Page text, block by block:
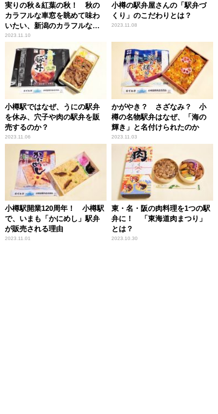
実りの秋＆紅葉の秋！ 秋の
カラフルな車窓を眺めて味わ
いたい、新潟のカラフルなち
らし寿司駅弁とは？
2023.11.10
小樽の駅弁屋さんの「駅弁づ
くり」のこだわりとは？
2023.11.08
小樽駅ではなぜ、うにの駅弁
を休み、穴子や肉の駅弁を販
売するのか？
2023.11.06
かがやき？ さざなみ？ 小
樽の名物駅弁はなぜ、「海の
輝き」と名付けられたのか
2023.11.03
小樽駅開業120周年！ 小樽駅
で、いまも「かにめし」駅弁
が販売される理由
2023.11.01
東・名・阪の肉料理を1つの駅
弁に！ 「東海道肉まつり」
とは？
2023.10.30